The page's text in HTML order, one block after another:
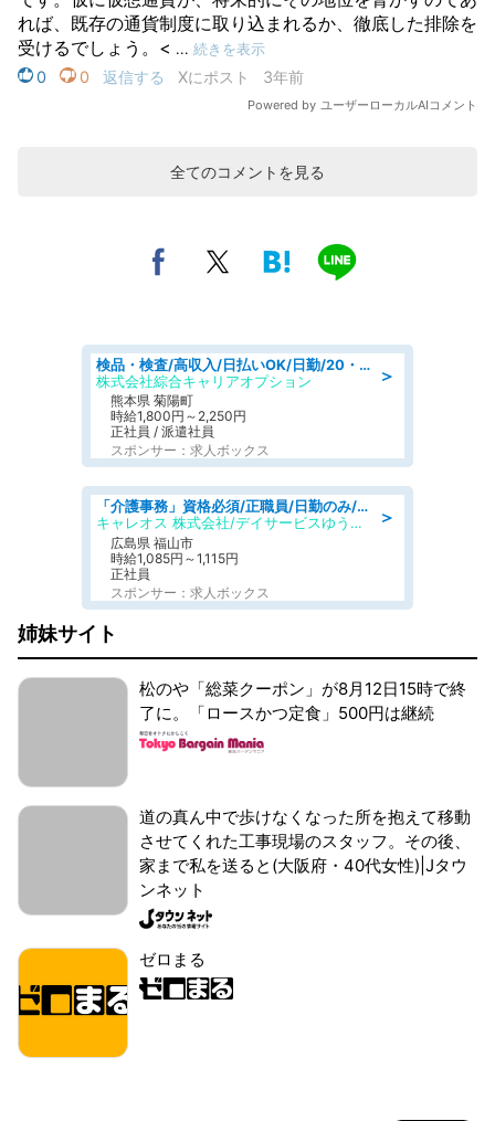
全てのコメントを見る
＞
検品・検査/高収入/日払いOK/日勤/20・30・40代活躍中/製造 工場
株式会社綜合キャリアオプション
熊本県 菊陽町
時給1,800円～2,250円
正社員 / 派遣社員
スポンサー：求人ボックス
＞
「介護事務」資格必須/正職員/日勤のみ/デイサービス
キャレオス 株式会社/デイサービスゆうゆう南本庄
広島県 福山市
時給1,085円～1,115円
正社員
スポンサー：求人ボックス
姉妹サイト
松のや「総菜クーポン」が8月12日15時で終
了に。「ロースかつ定食」500円は継続
道の真ん中で歩けなくなった所を抱えて移動
させてくれた工事現場のスタッフ。その後、
家まで私を送ると(大阪府・40代女性)|Jタウ
ンネット
ゼロまる